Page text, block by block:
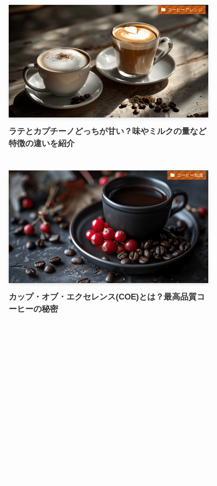
コーヒーアレンジ
ラテとカプチーノどっちが甘い？味やミルクの量など
特徴の違いを紹介
コーヒー知識
カップ・オブ・エクセレンス(COE)とは？最高品質コ
ーヒーの秘密